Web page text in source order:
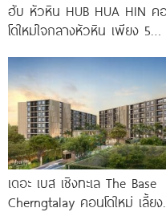
ฮับ หัวหิน HUB HUA HIN ค
โดใหม่ใจกลางหัวหิน เพียง 5
เดอะ เบส เชิงทะเล The Base
Cherngtalay คอนโดใหม่ เลี้ยง